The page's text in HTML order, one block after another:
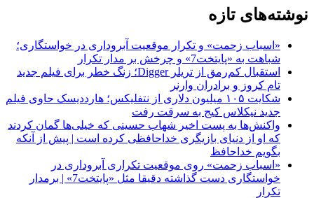
نوشته‌های تازه
«اسباب زحمت» و تکرار موقعیت آبروداری در خواستگاری؛
شباهت به «پایتخت7» و چرخش بر مدار تکرار
استقبال کم‌رمق از تریلر Digger؛ زنگ خطر برای فیلم جدید
تام کروز و برادران وارنر
شکایت ۱۰۵ میلیون دلاری از نتفلیکس؛ هارددیسک حاوی فیلم
جدید نیکلاس کیج به سرقت رفت
واکنش‌ها به پست اخیر شهاب حسینی که خیلی‌ها گمان کردند
که او از دنیای بازیگری خداحافظی کرده است | پیش از آنکه
بگویم خداحافظ
«اسباب زحمت» روی موقعیت تکراری آبروداری در
خواستگاری دست گذاشته دقیقا مثل «پایتخت7» | برمدار
تکرار